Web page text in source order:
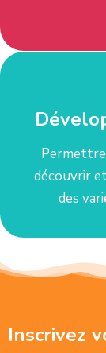
Permettre
découvrir
des
Inscrivez